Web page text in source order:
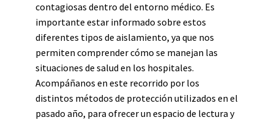
contagiosas dentro del entorno médico. Es
importante estar informado sobre estos
diferentes tipos de aislamiento, ya que nos
permiten comprender cómo se manejan las
situaciones de salud en los hospitales.
Acompáñanos en este recorrido por los
distintos métodos de protección utilizados en el
pasado año, para ofrecer un espacio de lectura y